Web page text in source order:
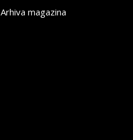
Arhiva magazina